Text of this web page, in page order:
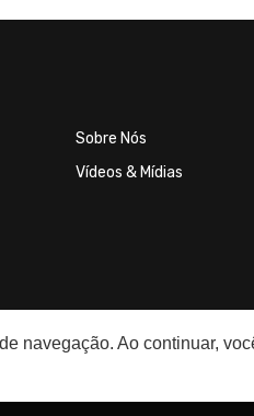
Sobre Nós
Vídeos & Mídias
navegação. Ao continuar,